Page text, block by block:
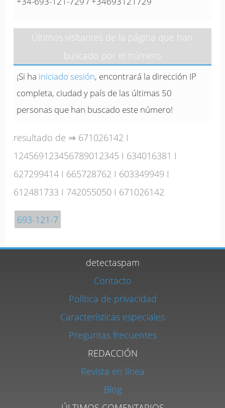
Últimos visitantes de la página que han
buscado por el número
¡Si ha iniciado sesión, encontrará la dirección IP
completa, ciudad y país de las últimas 50
personas que han buscado este número!
resultado de ⇒ 671026142 I
124569123456789012345 I 634016381 I
627299414 I 665728762 I 603349949 I
612481733 I 742055050 I 671026142
693-121-7
detectaspam
Contacto
Política de privacidad
Características especiales
Preguntas frecuentes
REDACCIÓN
Revista en línea
Blog